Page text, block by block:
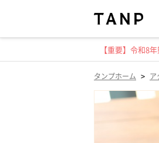
【重要】令和8
タンプホーム > ア